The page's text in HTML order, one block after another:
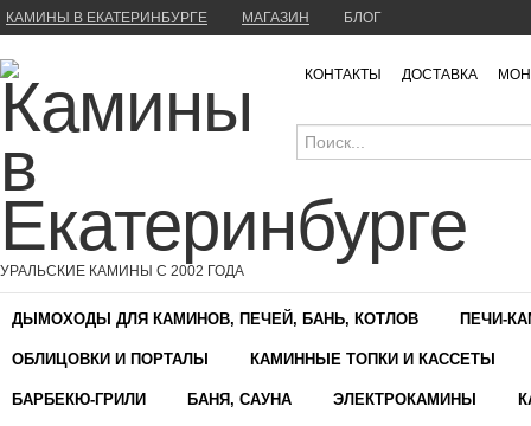
КАМИНЫ В ЕКАТЕРИНБУРГЕ МАГАЗИН БЛОГ
УРАЛЬСКИЕ КАМИНЫ С 2002 ГОДА
КОНТАКТЫ ДОСТАВКА
ДЫМОХОДЫ ДЛЯ КАМИНОВ, ПЕЧЕЙ, БАНЬ, КОТЛОВ ПЕЧИ-
ОБЛИЦОВКИ И ПОРТАЛЫ КАМИННЫЕ ТОПКИ И КАССЕТЫ
БАРБЕКЮ-ГРИЛИ БАНЯ, САУНА ЭЛЕКТРОКАМИНЫ